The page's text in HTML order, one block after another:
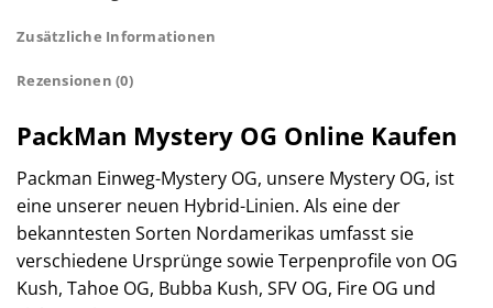
Zusätzliche Informationen
Rezensionen (0)
PackMan Mystery OG Online Kaufen
Packman Einweg-Mystery OG, unsere Mystery OG, ist
eine unserer neuen Hybrid-Linien. Als eine der
bekanntesten Sorten Nordamerikas umfasst sie
verschiedene Ursprünge sowie Terpenprofile von OG
Kush, Tahoe OG, Bubba Kush, SFV OG, Fire OG und